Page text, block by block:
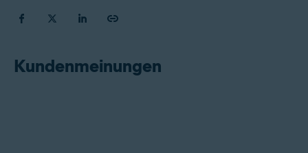
Kundenmeinungen